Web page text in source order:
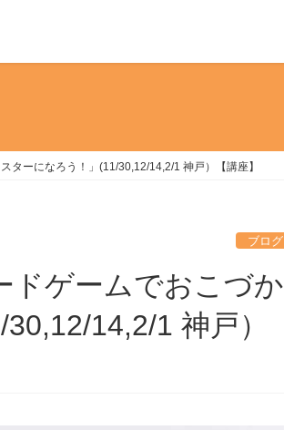
ターになろう！」(11/30,12/14,2/1 神戸）【講座】
ブログ
ドゲームでおこづか
14,2/1 神戸）